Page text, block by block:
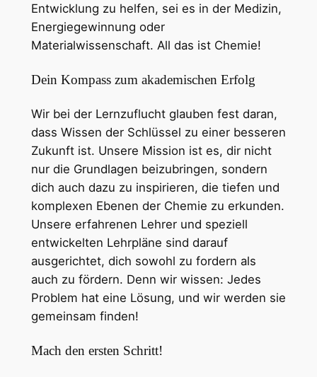
Entwicklung zu helfen, sei es in der Medizin,
Energiegewinnung oder
Materialwissenschaft. All das ist Chemie!
Dein Kompass zum akademischen Erfolg
Wir bei der Lernzuflucht glauben fest daran,
dass Wissen der Schlüssel zu einer besseren
Zukunft ist. Unsere Mission ist es, dir nicht
nur die Grundlagen beizubringen, sondern
dich auch dazu zu inspirieren, die tiefen und
komplexen Ebenen der Chemie zu erkunden.
Unsere erfahrenen Lehrer und speziell
entwickelten Lehrpläne sind darauf
ausgerichtet, dich sowohl zu fordern als
auch zu fördern. Denn wir wissen: Jedes
Problem hat eine Lösung, und wir werden sie
gemeinsam finden!
Mach den ersten Schritt!